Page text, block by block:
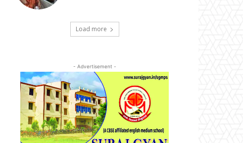
Load more
- Advertisement -